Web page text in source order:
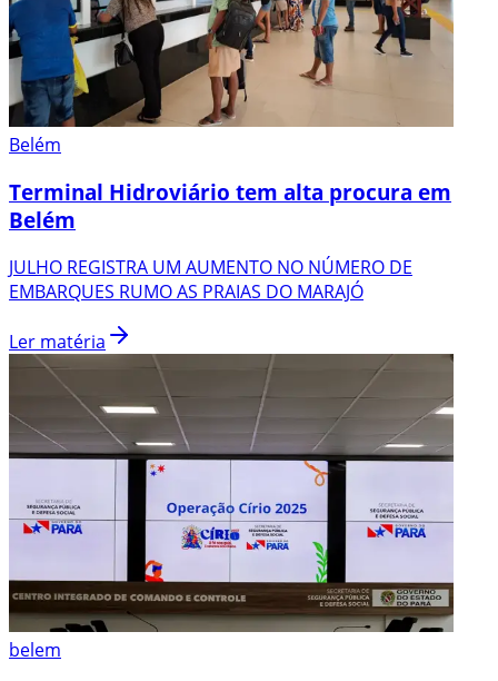
Belém
Terminal Hidroviário tem alta procura em
Belém
JULHO REGISTRA UM AUMENTO NO NÚMERO DE
EMBARQUES RUMO AS PRAIAS DO MARAJÓ
Ler matéria
belem